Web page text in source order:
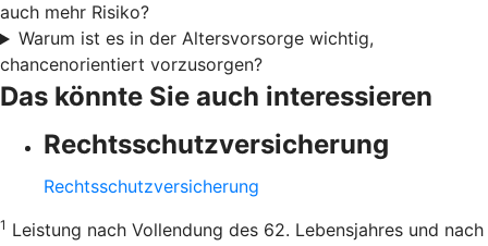
auch mehr Risiko?
Warum ist es in der Altersvorsorge wichtig,
chancenorientiert vorzusorgen?
Das könnte Sie auch interessieren
Rechtsschutzversicherung
Rechtsschutzversicherung
1 Leistung nach Vollendung des 62. Lebensjahres und nach